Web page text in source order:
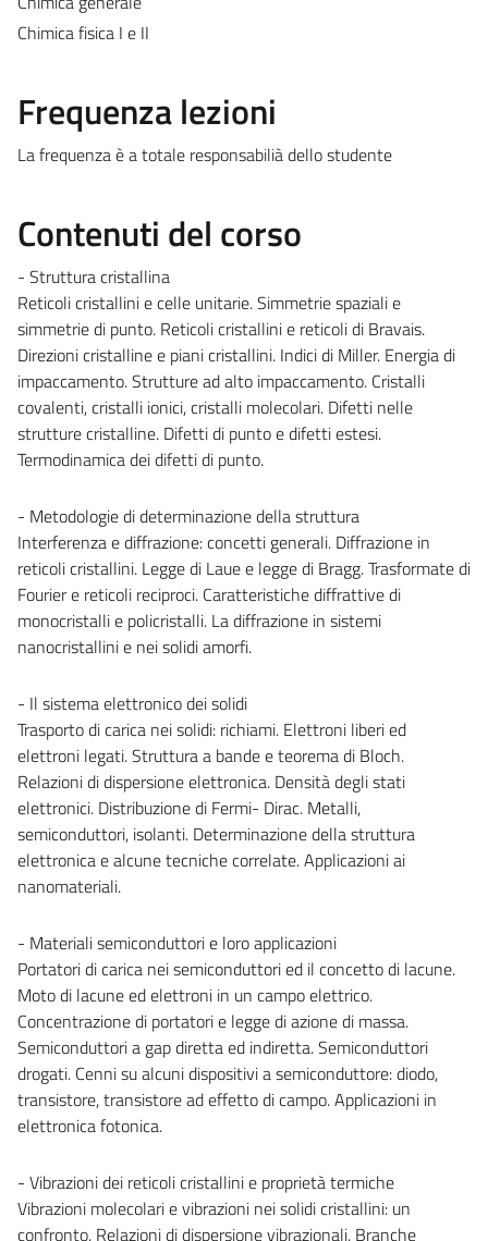
Chimica fisica I e II
Frequenza lezioni
La frequenza è a totale responsabilià dello studente
Contenuti del corso
- Struttura cristallina
Reticoli cristallini e celle unitarie. Simmetrie spaziali e
simmetrie di punto. Reticoli cristallini e reticoli di Bravais.
Direzioni cristalline e piani cristallini. Indici di Miller. Energia di
impaccamento. Strutture ad alto impaccamento. Cristalli
covalenti, cristalli ionici, cristalli molecolari. Difetti nelle
strutture cristalline. Difetti di punto e difetti estesi.
Termodinamica dei difetti di punto.
- Metodologie di determinazione della struttura
Interferenza e diffrazione: concetti generali. Diffrazione in
reticoli cristallini. Legge di Laue e legge di Bragg. Trasformate di
Fourier e reticoli reciproci. Caratteristiche diffrattive di
monocristalli e policristalli. La diffrazione in sistemi
nanocristallini e nei solidi amorfi.
- Il sistema elettronico dei solidi
Trasporto di carica nei solidi: richiami. Elettroni liberi ed
elettroni legati. Struttura a bande e teorema di Bloch.
Relazioni di dispersione elettronica. Densità degli stati
elettronici. Distribuzione di Fermi- Dirac. Metalli,
semiconduttori, isolanti. Determinazione della struttura
elettronica e alcune tecniche correlate. Applicazioni ai
nanomateriali.
- Materiali semiconduttori e loro applicazioni
Portatori di carica nei semiconduttori ed il concetto di lacune.
Moto di lacune ed elettroni in un campo elettrico.
Concentrazione di portatori e legge di azione di massa.
Semiconduttori a gap diretta ed indiretta. Semiconduttori
drogati. Cenni su alcuni dispositivi a semiconduttore: diodo,
transistore, transistore ad effetto di campo. Applicazioni in
elettronica fotonica.
- Vibrazioni dei reticoli cristallini e proprietà termiche
Vibrazioni molecolari e vibrazioni nei solidi cristallini: un
confronto. Relazioni di dispersione vibrazionali. Branche